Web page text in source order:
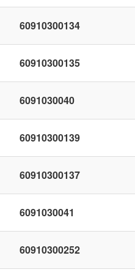
60910300134
60910300135
6091030040
60910300139
60910300137
6091030041
60910300252